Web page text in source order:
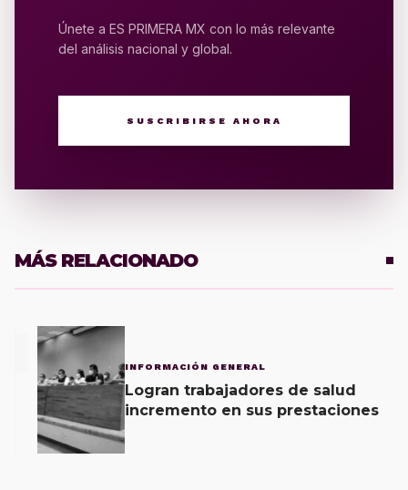
Únete a ES PRIMERA MX con lo más relevante
del análisis nacional y global.
SUSCRIBIRSE AHORA
MÁS RELACIONADO
INFORMACIÓN GENERAL
Logran trabajadores de salud
incremento en sus prestaciones